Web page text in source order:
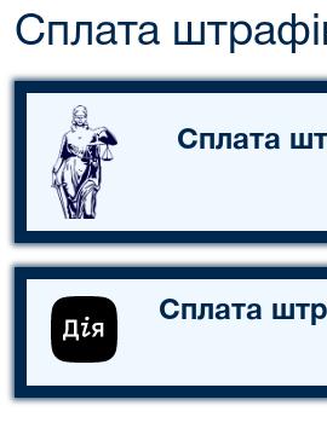
Сплата
Сплата
Сплата